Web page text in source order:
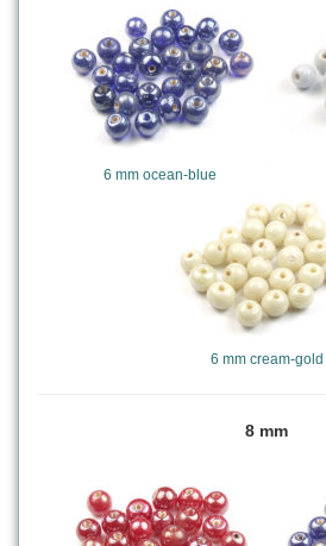
6 mm ocean-blue
6 mm cream-gold
8 mm